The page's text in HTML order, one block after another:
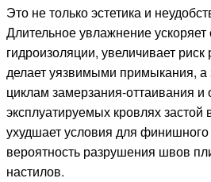
Это не только эстетика и
Длительное увлажнение ускоряет
гидроизоляции, увеличивает
делает уязвимыми примыкания, а
циклам замерзания-оттаивания
эксплуатируемых кровлях
ухудшает условия для
вероятность разрушения швов
настилов.